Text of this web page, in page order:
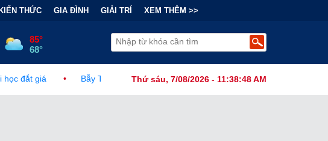
KIẾN THỨC GIA ĐÌNH GIẢI TRÍ XEM THÊM >>
Thứ sáu, 7/08/2026 - 11:38:49 AM
Bẫy Tài Chính Đằng Sau "Cơn Sốt" Trà Sữa Nhượng Quyền: Lợi Nhuận Thuộc Về